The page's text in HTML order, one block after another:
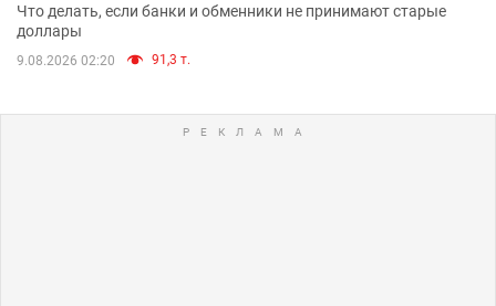
Что делать, если банки и обменники не принимают старые
доллары
9.08.2026 02:20 91,3 т.